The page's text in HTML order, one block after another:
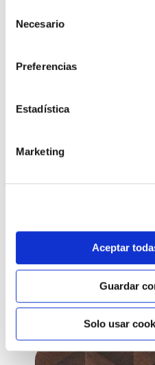
no has seleccionado
equivaldrá a rechazar
obtener más información
Cookiesaquí
Necesario
Preferencias
Estadística
Marketing
Aceptar
Guardar
Solo usar
Perfecto para combinar con: